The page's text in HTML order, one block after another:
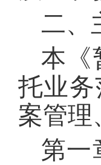
二、
本《
托业
案管理
第一